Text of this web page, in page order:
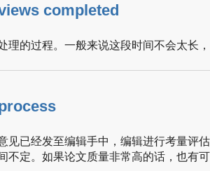
completed
理的过程。一般来说这段时间不会太长
见已经发至编辑手中，编辑进行考量评
不定。如果论文质量非常高的话，也有